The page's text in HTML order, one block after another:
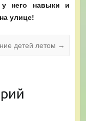
у него навыки и
улице!
детей летом →